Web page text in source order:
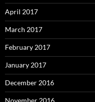
April 2017
March 2017
February 2017
January 2017
December 2016
November 2016